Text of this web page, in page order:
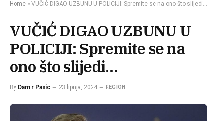
Home » VUČIĆ DIGAO UZBUNU U POLICIJI: Spremite se na ono što slijedi…
VUČIĆ DIGAO UZBUNU U
POLICIJI: Spremite se na
ono što slijedi…
By Damir Pasic 23 lipnja, 2024 REGION